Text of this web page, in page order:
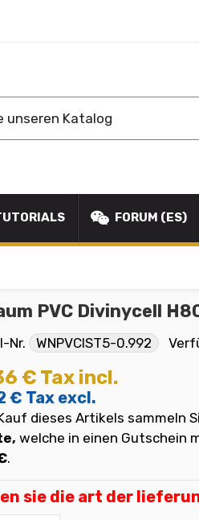
FORUM (ES)
PVC Divinycell
Nr. WNPVCIST5-0.992
€ Tax incl.
€ Tax excl.
dieses Artikels sammeln
welche in einen Gutschein
.
sie die art der